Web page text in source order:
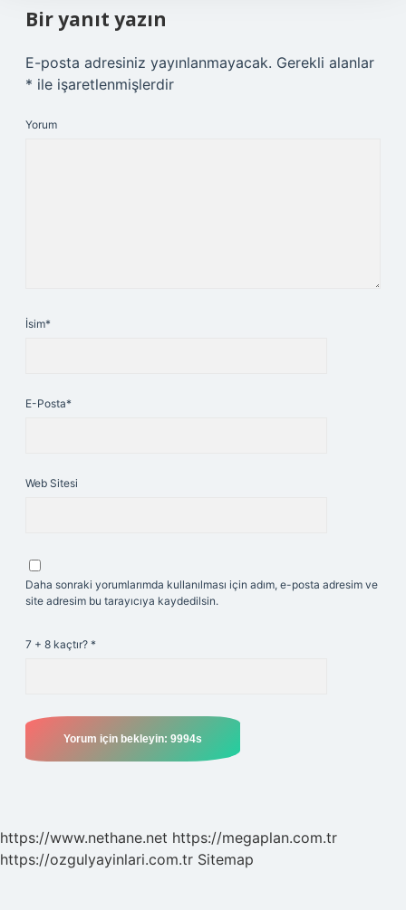
Bir yanıt yazın
E-posta adresiniz yayınlanmayacak. Gerekli alanlar
* ile işaretlenmişlerdir
Yorum
İsim*
E-Posta*
Web Sitesi
Daha sonraki yorumlarımda kullanılması için adım, e-posta adresim ve
site adresim bu tarayıcıya kaydedilsin.
7 + 8 kaçtır? *
https://www.nethane.net https://megaplan.com.tr
https://ozgulyayinlari.com.tr Sitemap